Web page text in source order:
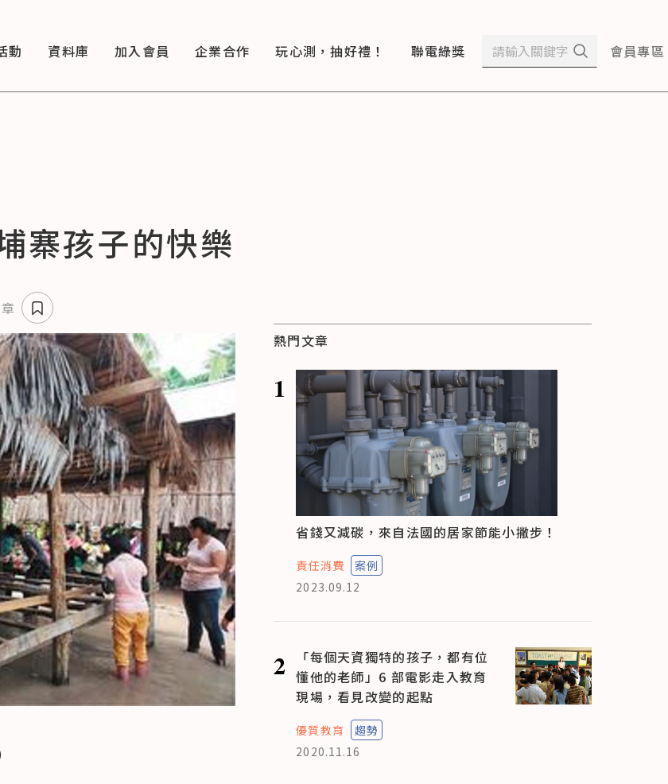
動 資料庫 加入會員 企業合作 玩心測，抽好禮！ 聯電綠獎 會員專區
寨孩子的快樂
熱門文章
1
省錢又減碳，來自法國的居家節能小撇步！
責任消費
案例
2023.09.12
2
「每個天資獨特的孩子，都有位
懂他的老師」6 部電影走入教育
現場，看見改變的起點
優質教育
趨勢
2020.11.16